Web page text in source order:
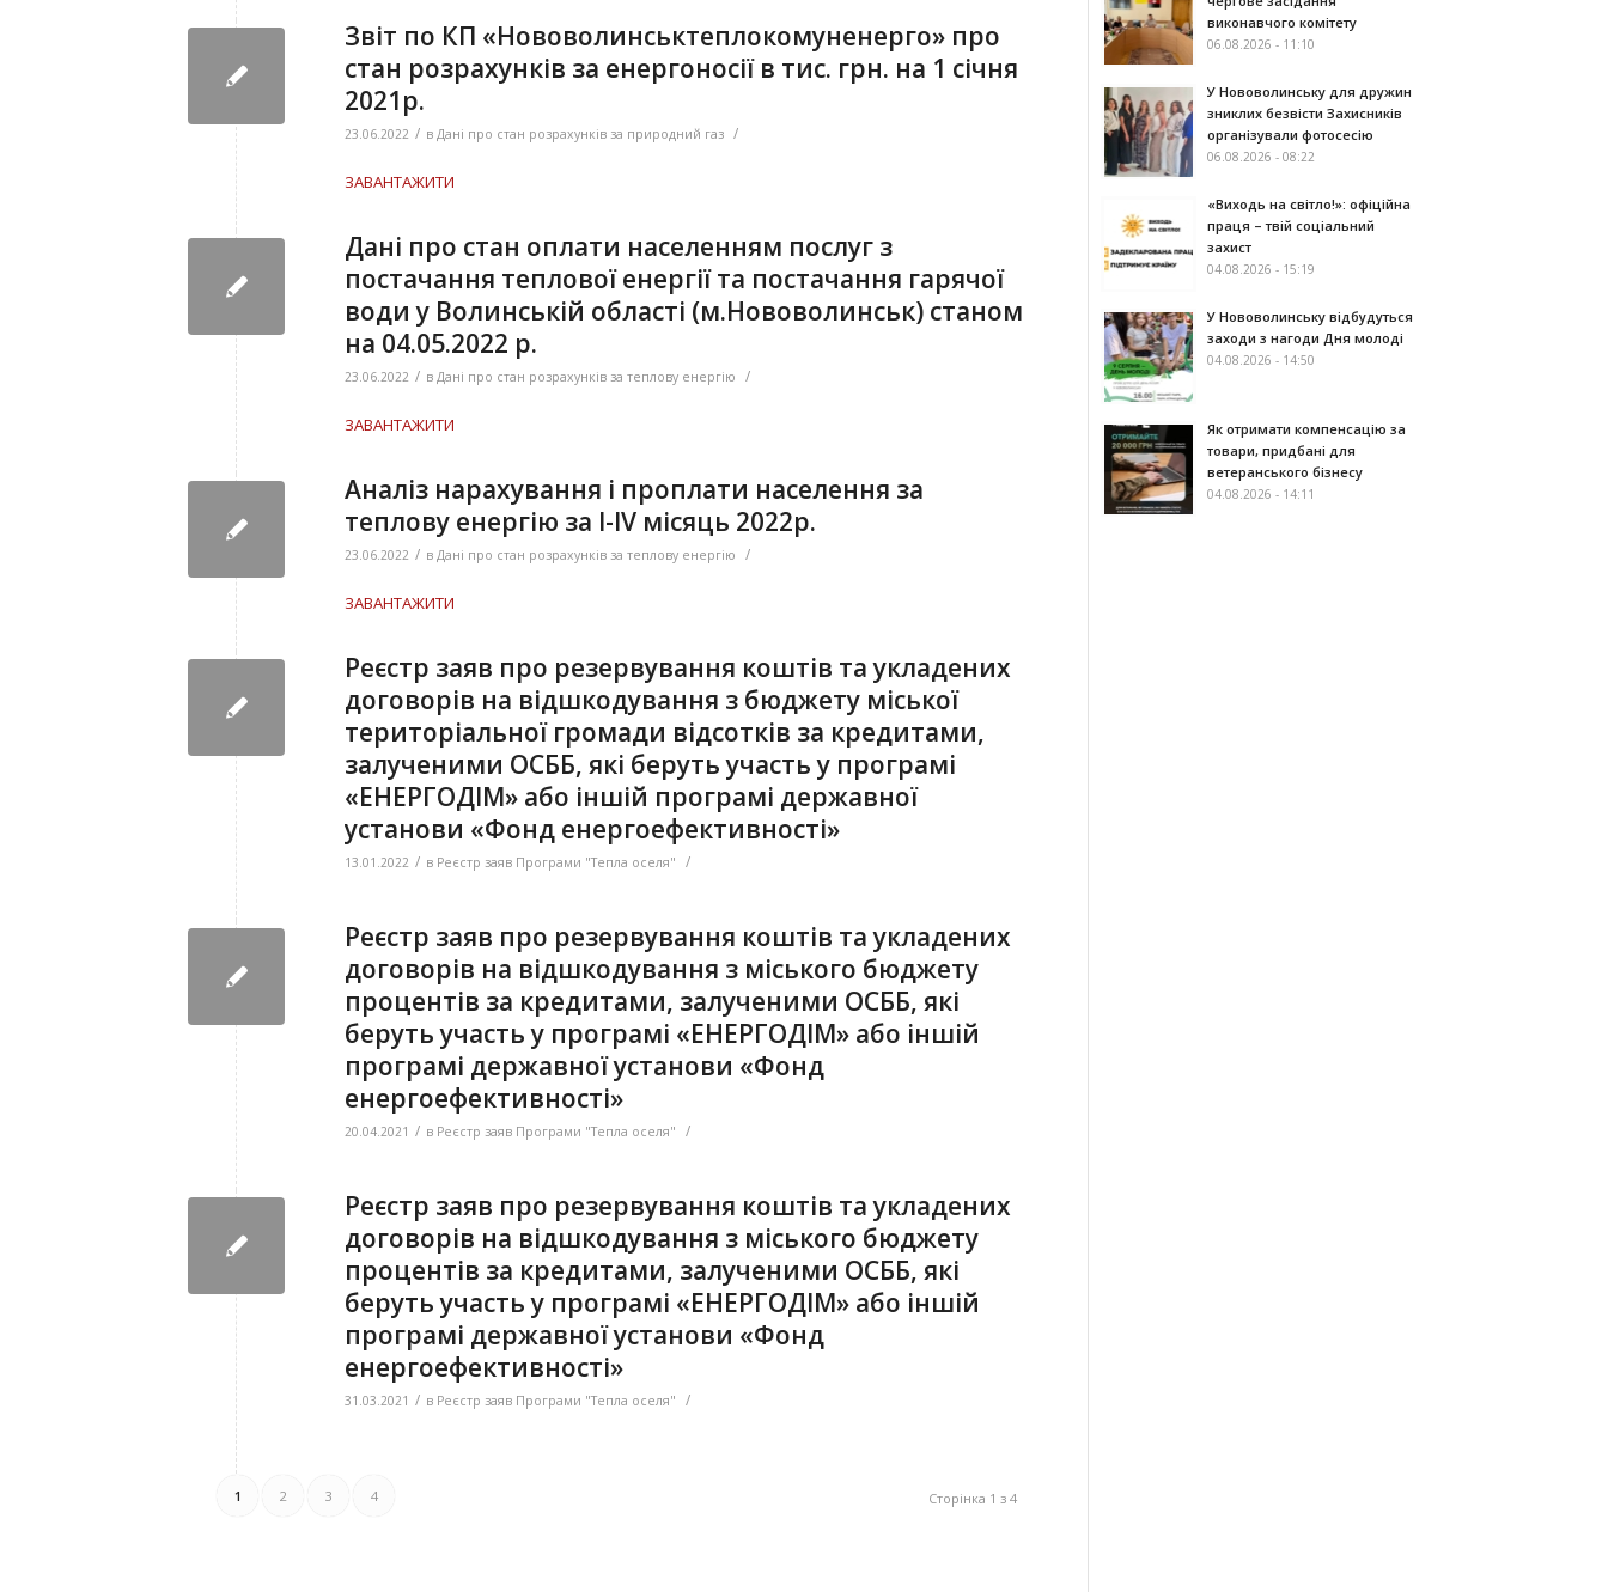
Звіт по КП «Нововолинськтеплокомуненерго» про
стан розрахунків за енергоносії в тис. грн. на 1 січня
2021р.
23.06.2022 / в Дані про стан розрахунків за природний газ /
ЗАВАНТАЖИТИ
Дані про стан оплати населенням послуг з
постачання теплової енергії та постачання гарячої
води у Волинській області (м.Нововолинськ) станом
на 04.05.2022 р.
23.06.2022 / в Дані про стан розрахунків за теплову енергію /
ЗАВАНТАЖИТИ
Аналіз нарахування і проплати населення за
теплову енергію за I-IV місяць 2022р.
23.06.2022 / в Дані про стан розрахунків за теплову енергію /
ЗАВАНТАЖИТИ
Реєстр заяв про резервування коштів та укладених
договорів на відшкодування з бюджету міської
територіальної громади відсотків за кредитами,
залученими ОСББ, які беруть участь у програмі
«ЕНЕРГОДІМ» або іншій програмі державної
установи «Фонд енергоефективності»
13.01.2022 / в Реєстр заяв Програми "Тепла оселя" /
Реєстр заяв про резервування коштів та укладених
договорів на відшкодування з міського бюджету
процентів за кредитами, залученими ОСББ, які
беруть участь у програмі «ЕНЕРГОДІМ» або іншій
програмі державної установи «Фонд
енергоефективності»
20.04.2021 / в Реєстр заяв Програми "Тепла оселя" /
Реєстр заяв про резервування коштів та укладених
договорів на відшкодування з міського бюджету
процентів за кредитами, залученими ОСББ, які
беруть участь у програмі «ЕНЕРГОДІМ» або іншій
програмі державної установи «Фонд
енергоефективності»
31.03.2021 / в Реєстр заяв Програми "Тепла оселя" /
Сторінка 1 з 4
1 2 3 4
виконавчого комітету
06.08.2026 - 11:10
У Нововолинську для дружин
зниклих безвісти Захисників
організували фотосесію
06.08.2026 - 08:22
«Виходь на світло!»: офіційна
праця – твій соціальний
захист
04.08.2026 - 15:19
У Нововолинську відбудуться
заходи з нагоди Дня молоді
04.08.2026 - 14:50
Як отримати компенсацію за
товари, придбані для
ветеранського бізнесу
04.08.2026 - 14:11